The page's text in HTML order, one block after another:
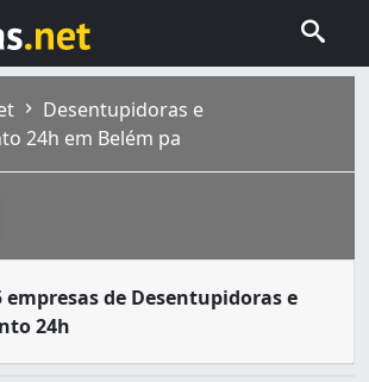
Desentupidoras e
24h em Belém pa
(1)
empresas de Desentupidoras e
24h
do Pará como também e conhecida,